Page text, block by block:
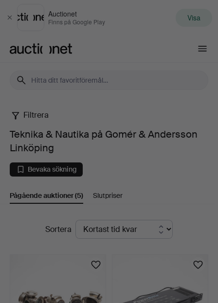
Stäng
Auctionet
Finns på Google Play Visa
Teknika
Nautika
på
Filtrera
Teknika & Nautika på Gomér & Andersson
Linköping
Bevaka sökning
Pågående auktioner(5) Slutpriser
PågåendeSortera